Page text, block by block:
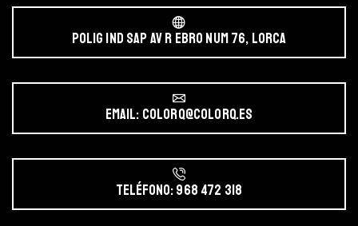
POLIG IND SAP AV r EBRO NUM 76, LORCA
Email: colorq@colorq.es
Teléfono: 968 472 318